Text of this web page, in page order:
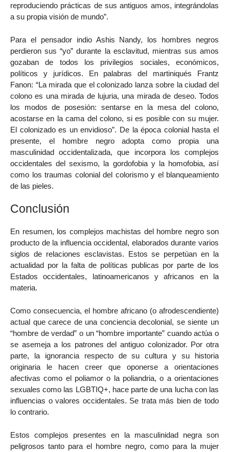
reproduciendo prácticas de sus antiguos amos, integrándolas
a su propia visión de mundo”.
Para el pensador indio Ashis Nandy, los hombres negros
perdieron sus “yo” durante la esclavitud, mientras sus amos
gozaban de todos los privilegios sociales, económicos,
políticos y jurídicos. En palabras del martiniqués Frantz
Fanon: “La mirada que el colonizado lanza sobre la ciudad del
colono es una mirada de lujuria, una mirada de deseo. Todos
los modos de posesión: sentarse en la mesa del colono,
acostarse en la cama del colono, si es posible con su mujer.
El colonizado es un envidioso”. De la época colonial hasta el
presente, el hombre negro adopta como propia una
masculinidad occidentalizada, que incorpora los complejos
occidentales del sexismo, la gordofobia y la homofobia, así
como los traumas colonial del colorismo y el blanqueamiento
de las pieles.
Conclusión
En resumen, los complejos machistas del hombre negro son
producto de la influencia occidental, elaborados durante varios
siglos de relaciones esclavistas. Estos se perpetúan en la
actualidad por la falta de políticas publicas por parte de los
Estados occidentales, latinoamericanos y africanos en la
materia.
Como consecuencia, el hombre africano (o afrodescendiente)
actual que carece de una conciencia decolonial, se siente un
“hombre de verdad” o un “hombre importante” cuando actúa o
se asemeja a los patrones del antiguo colonizador. Por otra
parte, la ignorancia respecto de su cultura y su historia
originaria le hacen creer que oponerse a orientaciones
afectivas como el poliamor o la poliandria, o a orientaciones
sexuales como las LGBTIQ+, hace parte de una lucha con las
influencias o valores occidentales. Se trata más bien de todo
lo contrario.
Estos complejos presentes en la masculinidad negra son
peligrosos tanto para el hombre negro, como para la mujer